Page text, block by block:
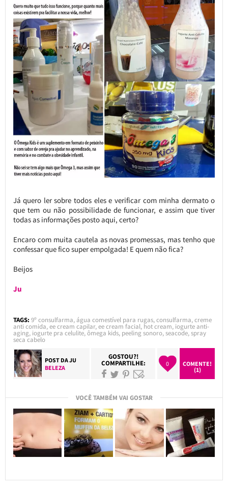
Já quero ler sobre todos eles e verificar com minha dermato o
que tem ou não possibilidade de funcionar, e assim que tiver
todas as informações posto aqui, certo?
Encaro com muita cautela as novas promessas, mas tenho que
confessar que fico super empolgada! E quem não fica?
Beijos
Ju
TAGS: 9º consulfarma,água comestível para rugas,consulfarma,creme
anti comida,ee cream capilar,ee cream facial, hot cream, iogurte anti-
aging, iogurte pra celulite,ômega kids, peeling sonoro,seacode,spray
seca cabelo
POST DAJU
BELEZA
GOSTOU?!
COMPARTILHE: 0
COMENTE!
(1)
VOCÊ TAMBÉM VAI GOSTAR